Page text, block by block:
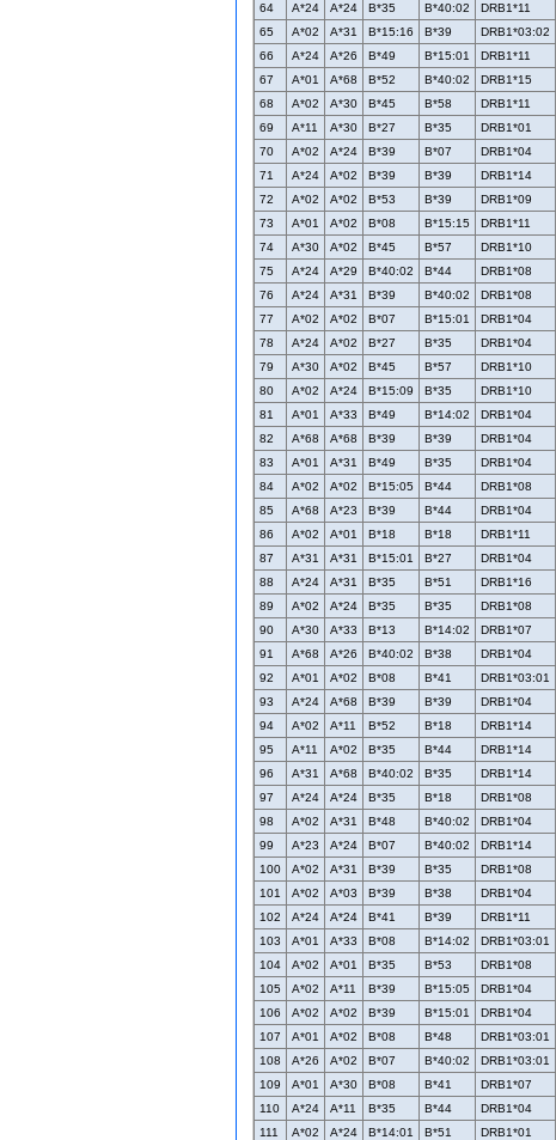
64
A*24 A*24 B*35 B*40:02 DRB1*11
65
A*02 A*31 B*15:16 B*39 DRB1*03:02
66
A*24 A*26 B*49 B*15:01 DRB1*11
67
A*01 A*68 B*52 B*40:02 DRB1*15
68
A*02 A*30 B*45 B*58 DRB1*11
69
A*11 A*30 B*27 B*35 DRB1*01
70
A*02 A*24 B*39 B*07 DRB1*04
71
A*24 A*02 B*39 B*39 DRB1*14
72
A*02 A*02 B*53 B*39 DRB1*09
73
A*01 A*02 B*08 B*15:15 DRB1*11
74
A*30 A*02 B*45 B*57 DRB1*10
75
A*24 A*29 B*40:02 B*44 DRB1*08
76
A*24 A*31 B*39 B*40:02 DRB1*08
77
A*02 A*02 B*07 B*15:01 DRB1*04
78
A*24 A*02 B*27 B*35 DRB1*04
79
A*30 A*02 B*45 B*57 DRB1*10
80
A*02 A*24 B*15:09 B*35 DRB1*10
81
A*01 A*33 B*49 B*14:02 DRB1*04
82
A*68 A*68 B*39 B*39 DRB1*04
83
A*01 A*31 B*49 B*35 DRB1*04
84
A*02 A*02 B*15:05 B*44 DRB1*08
85
A*68 A*23 B*39 B*44 DRB1*04
86
A*02 A*01 B*18 B*18 DRB1*11
87
A*31 A*31 B*15:01 B*27 DRB1*04
88
A*24 A*31 B*35 B*51 DRB1*16
89
A*02 A*24 B*35 B*35 DRB1*08
90
A*30 A*33 B*13 B*14:02 DRB1*07
91
A*68 A*26 B*40:02 B*38 DRB1*04
92
A*01 A*02 B*08 B*41 DRB1*03:01
93
A*24 A*68 B*39 B*39 DRB1*04
94
A*02 A*11 B*52 B*18 DRB1*14
95
A*11 A*02 B*35 B*44 DRB1*14
96
A*31 A*68 B*40:02 B*35 DRB1*14
97
A*24 A*24 B*35 B*18 DRB1*08
98
A*02 A*31 B*48 B*40:02 DRB1*04
99
A*23 A*24 B*07 B*40:02 DRB1*14
100
A*02 A*31 B*39 B*35 DRB1*08
101
A*02 A*03 B*39 B*38 DRB1*04
102
A*24 A*24 B*41 B*39 DRB1*11
103
A*01 A*33 B*08 B*14:02 DRB1*03:01
104
A*02 A*01 B*35 B*53 DRB1*08
105
A*02 A*11 B*39 B*15:05 DRB1*04
106
A*02 A*02 B*39 B*15:01 DRB1*04
107
A*01 A*02 B*08 B*48 DRB1*03:01
108
A*26 A*02 B*07 B*40:02 DRB1*03:01
109
A*01 A*30 B*08 B*41 DRB1*07
110
A*24 A*11 B*35 B*44 DRB1*04
111
A*02 A*24 B*14:01 B*51 DRB1*01